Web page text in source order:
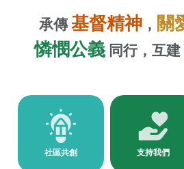
承傳基督精神 ， 關
憐憫公義同行，互建
社區共創 支持我們